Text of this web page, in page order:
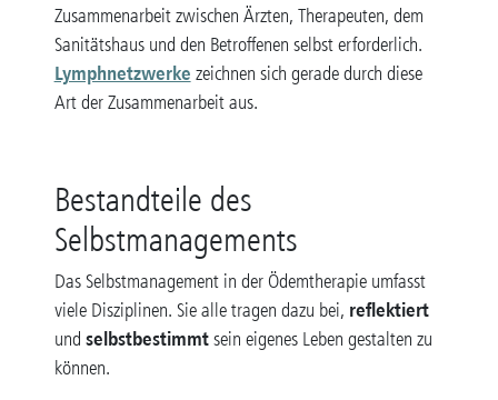
Zusammenarbeit zwischen Ärzten, Therapeuten, dem
Sanitätshaus und den Betroffenen selbst erforderlich.
Lymphnetzwerke zeichnen sich gerade durch diese
Art der Zusammenarbeit aus.
Bestandteile des
Selbstmanagements
Das Selbstmanagement in der Ödemtherapie umfasst
viele Disziplinen. Sie alle tragen dazu bei, reflektiert
und selbstbestimmtsein eigenes Leben gestalten zu
können.